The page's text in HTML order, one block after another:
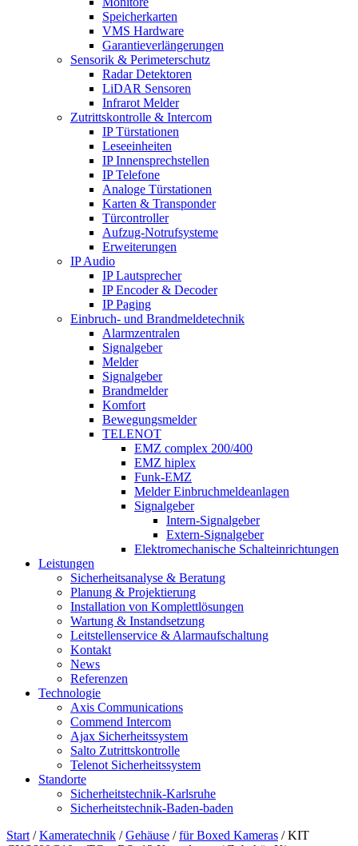
Speicherkarten
VMS Hardware
Garantieverlängerungen
Sensorik & Perimeterschutz
Radar Detektoren
LiDAR Sensoren
Infrarot Melder
Zutrittskontrolle & Intercom
IP Türstationen
Leseeinheiten
IP Innensprechstellen
IP Telefone
Analoge Türstationen
Karten & Transponder
Türcontroller
Aufzug-Notrufsysteme
Erweiterungen
IP Audio
IP Lautsprecher
IP Encoder & Decoder
IP Paging
Einbruch- und Brandmeldetechnik
Alarmzentralen
Signalgeber
Melder
Signalgeber
Brandmelder
Komfort
Bewegungsmelder
TELENOT
EMZ complex 200/400
EMZ hiplex
Funk-EMZ
Melder Einbruchmeldeanlagen
Signalgeber
Intern-Signalgeber
Extern-Signalgeber
Elektromechanische Schalteinrichtungen
Leistungen
Sicherheitsanalyse & Beratung
Planung & Projektierung​
Installation von Komplettlösungen
Wartung & Instandsetzung
Leitstellenservice & Alarmaufschaltung
Kontakt
News
Referenzen
Technologie
Axis Communications
Commend Intercom
Ajax Sicherheitssystem​
Salto Zutrittskontrolle
Telenot Sicherheitssystem
Standorte
Sicherheitstechnik-Karlsruhe
Sicherheitstechnik-Baden-baden
Start /Kameratechnik /Gehäuse /für Boxed Kameras / KIT